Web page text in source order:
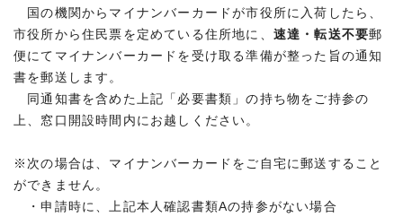
国の機関からマイナンバーカードが市役所に入荷したら、
市役所から住民票を定めている住所地に、 速達・転送不要郵
便にてマイナンバーカードを受け取る準備が整った旨の通知
書を郵送します。
同通知書を含めた上記「必要書類」の持ち物をご持参の
上、窓口開設時間内にお越しください。
※次の場合は、マイナンバーカードをご自宅に郵送すること
ができません。
・申請時に、上記本人確認書類Aの持参がない場合